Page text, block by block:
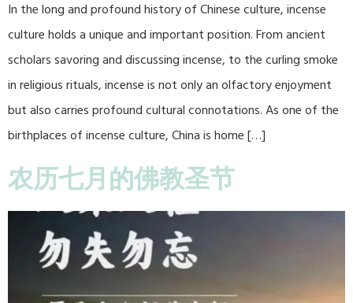
In the long and profound history of Chinese culture, incense
culture holds a unique and important position. From ancient
scholars savoring and discussing incense, to the curling smoke
in religious rituals, incense is not only an olfactory enjoyment
but also carries profound cultural connotations. As one of the
birthplaces of incense culture, China is home […]
农历七月的佛教圣节